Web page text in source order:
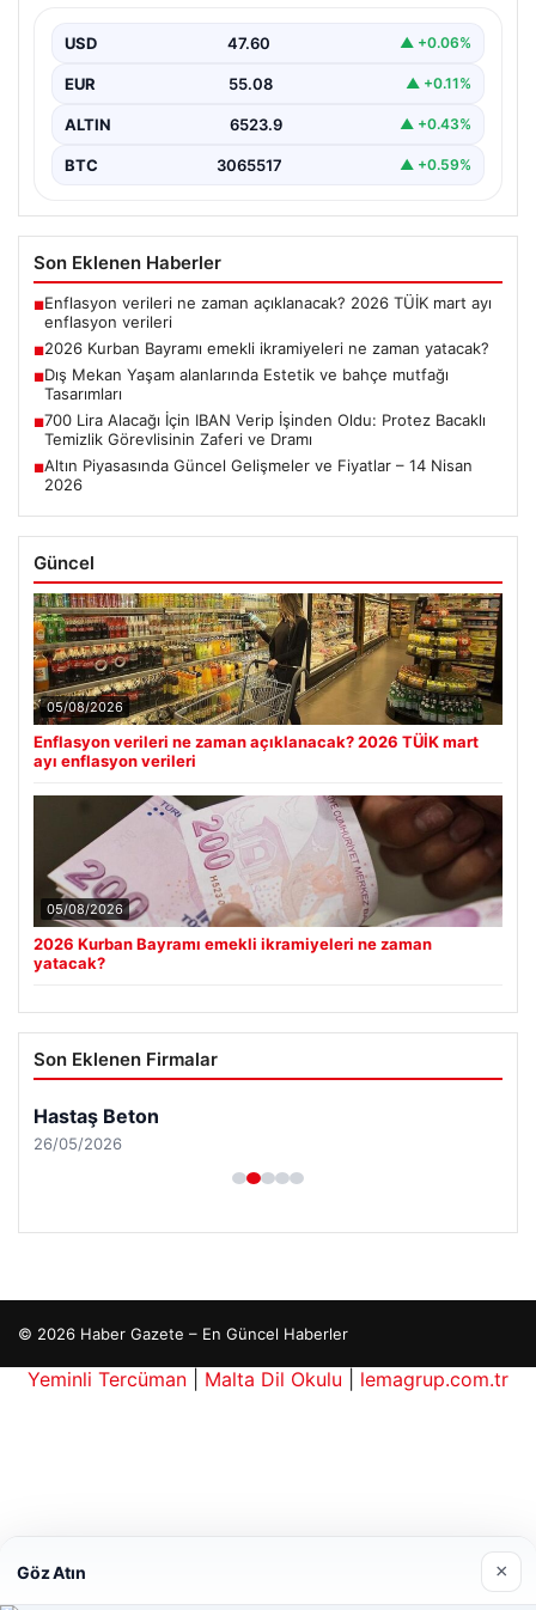
emekli vatandaşın dikkati bayram ikramiyesi
ödemelerine çevrildi.…
USD 47.60 ▲ +0.06%
EUR 55.08 ▲ +0.11%
ALTIN 6523.9 ▲ +0.43%
BTC 3065517 ▲ +0.59%
Son Eklenen Haberler
■Enflasyon verileri ne zaman açıklanacak? 2026 TÜİK mart ayı
enflasyon verileri
■2026 Kurban Bayramı emekli ikramiyeleri ne zaman yatacak?
■Dış Mekan Yaşam alanlarında Estetik ve bahçe mutfağı
Tasarımları
■700 Lira Alacağı İçin IBAN Verip İşinden Oldu: Protez Bacaklı
Temizlik Görevlisinin Zaferi ve Dramı
■Altın Piyasasında Güncel Gelişmeler ve Fiyatlar – 14 Nisan
2026
Güncel
05/08/2026
Enflasyon verileri ne zaman açıklanacak? 2026 TÜİK mart
ayı enflasyon verileri
05/08/2026
2026 Kurban Bayramı emekli ikramiyeleri ne zaman
yatacak?
Son Eklenen Firmalar
Hastaş Beton
26/05/2026
© 2026 Haber Gazete – En Güncel Haberler
Göz Atın ×
Yeminli Tercüman Malta Dil Okulu
lemagrup.com.tr